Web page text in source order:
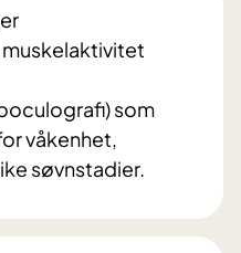
som
våkenhet,
søvnstadier.